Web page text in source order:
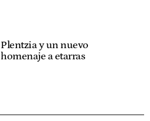
Plentzia y un nuevo
homenaje a etarras